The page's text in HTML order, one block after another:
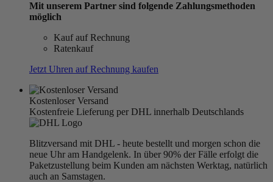
Mit unserem Partner sind folgende Zahlungsmethoden
möglich
Kauf auf Rechnung
Ratenkauf
Jetzt Uhren auf Rechnung kaufen
Kostenloser Versand
Kostenfreie Lieferung per DHL innerhalb Deutschlands
Blitzversand mit DHL - heute bestellt und morgen schon die
neue Uhr am Handgelenk. In über 90% der Fälle erfolgt die
Paketzustellung beim Kunden am nächsten Werktag, natürlich
auch an Samstagen.